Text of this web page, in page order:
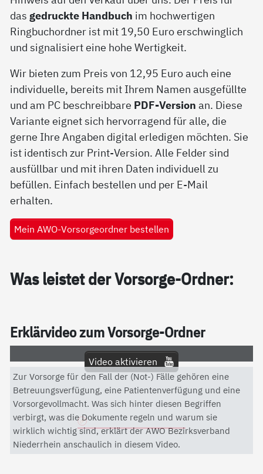
das gedruckte Handbuch im hochwertigen
Ringbuchordner ist mit 19,50 Euro erschwinglich
und signalisiert eine hohe Wertigkeit.
Wir bieten zum Preis von 12,95 Euro auch eine
individuelle, bereits mit Ihrem Namen ausgefüllte
und am PC beschreibbare PDF-Version an. Diese
Variante eignet sich hervorragend für alle, die
gerne Ihre Angaben digital erledigen möchten. Sie
ist identisch zur Print-Version. Alle Felder sind
ausfüllbar und mit ihren Daten individuell zu
befüllen. Einfach bestellen und per E-Mail
erhalten.
Mein AWO-Vorsorgeordner bestellen
Was leis­tet der Vor­sor­ge-Ord­ner:
Er­klär­vi­deo zum Vor­sor­ge-Ord­ner
Video aktivieren
Mit dem Aktivieren des Videos akzeptieren Sie die
Datenschutzerklärung von YouTube.
Datenschutzerklärung
Zur Vorsorge für den Fall der (Not-) Fälle gehören eine
Betreuungsverfügung, eine Patientenverfügung und eine
Vorsorgevollmacht. Was sich hinter diesen Begriffen
verbirgt, was die Dokumente regeln und warum sie
wirklich wichtig sind, erklärt der AWO Bezirksverband
Niederrhein anschaulich in diesem Video.